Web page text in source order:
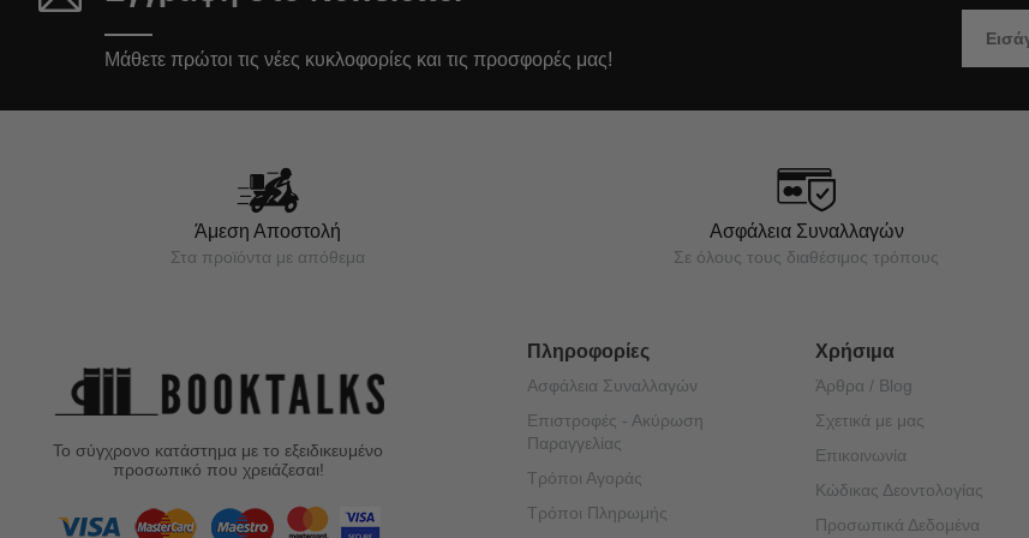
Μάθετε πρώτοι τις νέες κυκλοφορίες και τις προσφορές μας!
Άμεση Αποστολή
Στα προϊόντα με απόθεμα
Ασφάλεια Συναλλαγών
Σε όλους τους διαθέσιμος τρόπους
Το σύγχρονο κατάστημα με το εξειδικευμένο
προσωπικό που χρειάζεσαι!
Πληροφορίες
Ασφάλεια Συναλλαγών
Επιστροφές - Ακύρωση
Παραγγελίας
Τρόποι Αγοράς
Τρόποι Πληρωμής
Χρήσιμα
Άρθρα / Blog
Σχετικά με μας
Επικοινωνία
Κώδικας Δεοντολογίας
Προσωπικά Δεδομένα